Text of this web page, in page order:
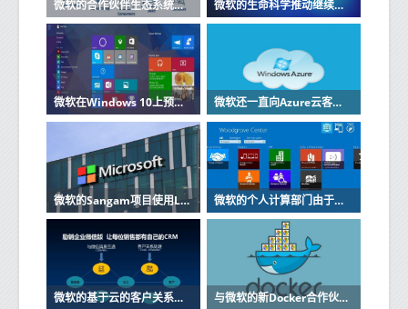
微软的合作伙伴生态系统为GDPR做准备 微软的生命科学推动继续与Parexel合作
微软在Windows 10上预览节省空间的OneDrive功能 微软还一直向Azure云客户提供在GPU加速的虚拟机上运行其应用程序的选项
微软的Sangam项目使用LinkedIn缩小技能差距 微软的个人计算部门由于该公司电话业务下滑而遭受挫折
微软的基于云的客户关系管理软件Dynamics CRM Online将紧随其后 与微软的新Docker合作伙伴关系是对工作的扩展该工作于今年初开始